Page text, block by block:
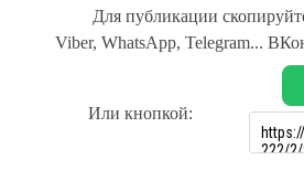
Для публикации
Viber, WhatsApp, Telegram...
Или кнопкой: